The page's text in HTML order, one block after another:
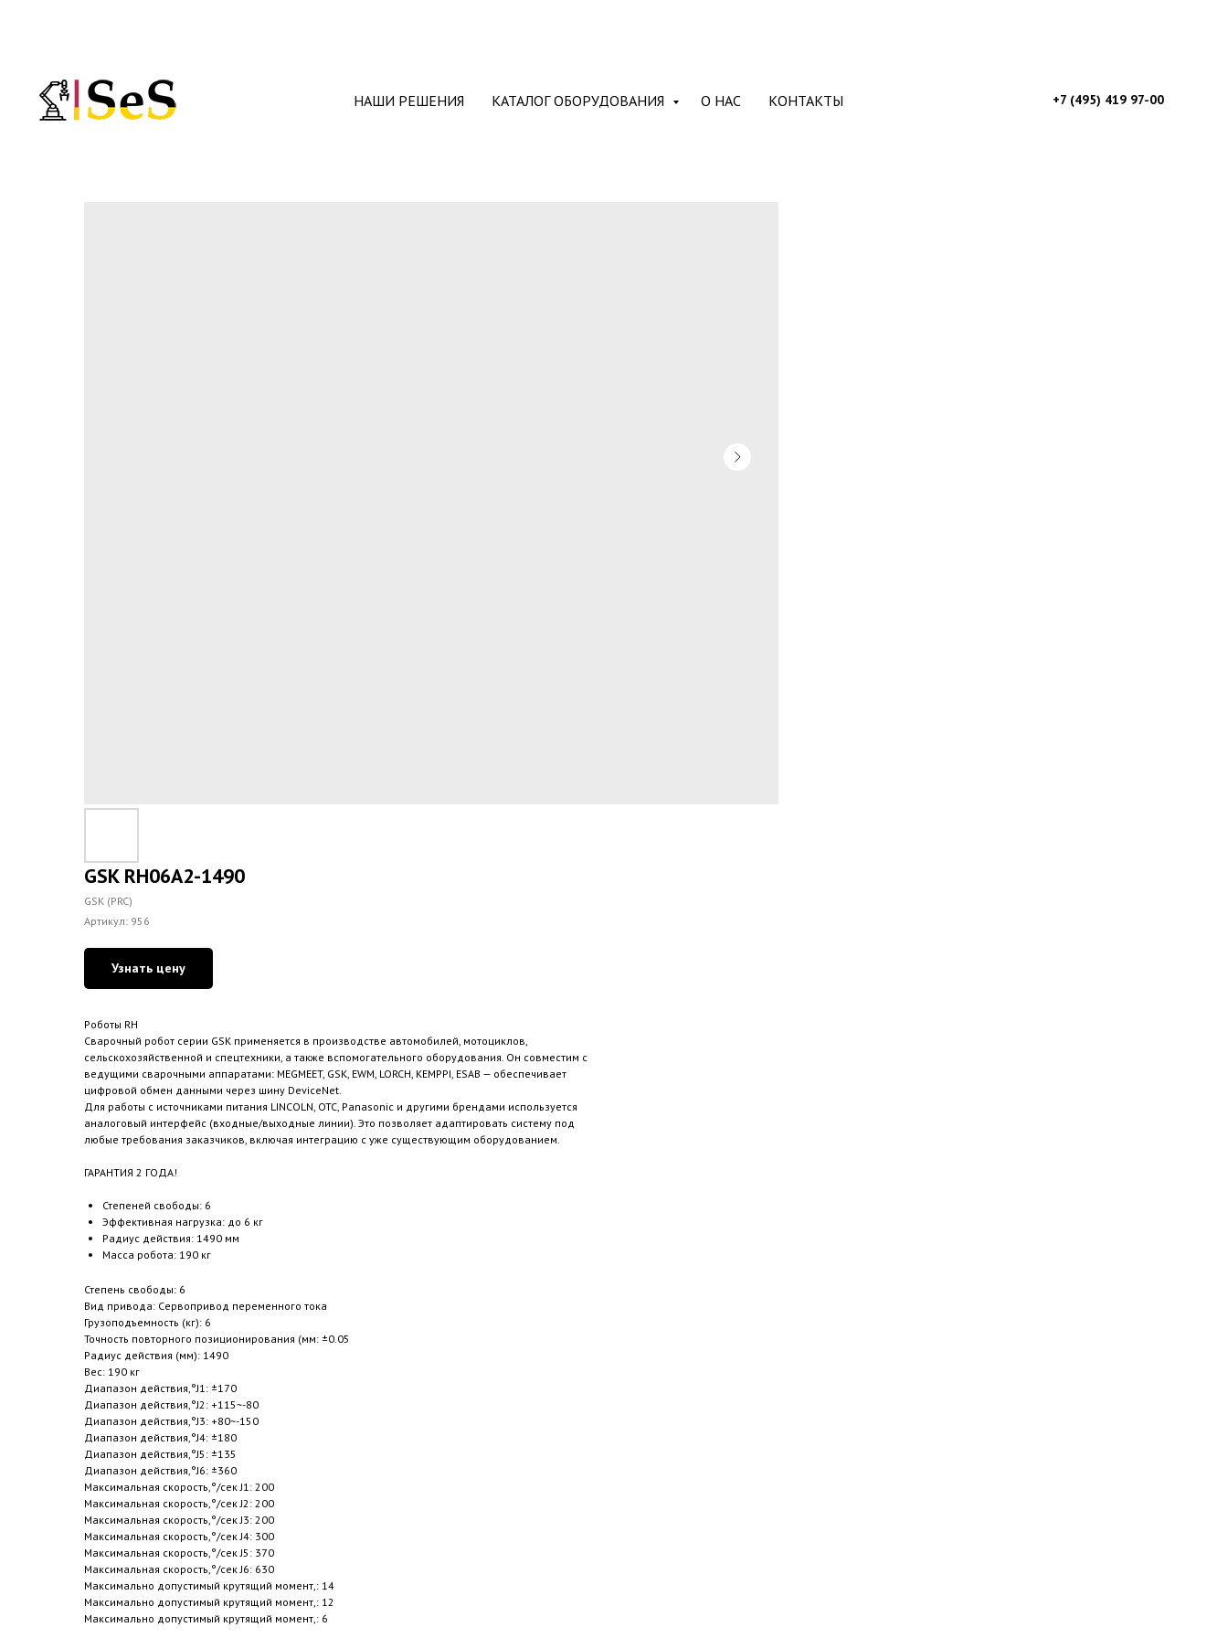
НАШИ РЕШЕНИЯ КАТАЛОГ ОБОРУДОВАНИЯ О НАС КОНТАКТЫ +7 (495) 419 97-00
GSK RH06A2-1490
GSK (PRC)
Артикул: 956
Узнать цену
Роботы RH
Сварочный робот серии GSK применяется в производстве автомобилей, мотоциклов,
сельскохозяйственной и спецтехники, а также вспомогательного оборудования. Он совместим с
ведущими сварочными аппаратами: MEGMEET, GSK, EWM, LORCH, KEMPPI, ESAB — обеспечивает
цифровой обмен данными через шину DeviceNet.
Для работы с источниками питания LINCOLN, OTC, Panasonic и другими брендами используется
аналоговый интерфейс (входные/выходные линии). Это позволяет адаптировать систему под
любые требования заказчиков, включая интеграцию с уже существующим оборудованием.
ГАРАНТИЯ 2 ГОДА!
Степеней свободы: 6
Эффективная нагрузка: до 6 кг
Радиус действия: 1490 мм
Масса робота: 190 кг
Степень свободы: 6
Вид привода: Сервопривод переменного тока
Грузоподъемность (кг): 6
Точность повторного позиционирования (мм: ±0.05
Радиус действия (мм): 1490
Вес: 190 кг
Диапазон действия,°J1: ±170
Диапазон действия,°J2: +115~-80
Диапазон действия,°J3: +80~-150
Диапазон действия,°J4: ±180
Диапазон действия,°J5: ±135
Диапазон действия,°J6: ±360
Максимальная скорость,°/сек J1: 200
Максимальная скорость,°/сек J2: 200
Максимальная скорость,°/сек J3: 200
Максимальная скорость,°/сек J4: 300
Максимальная скорость,°/сек J5: 370
Максимальная скорость,°/сек J6: 630
Максимально допустимый крутящий момент,: 14
Максимально допустимый крутящий момент,: 12
Максимально допустимый крутящий момент,: 6